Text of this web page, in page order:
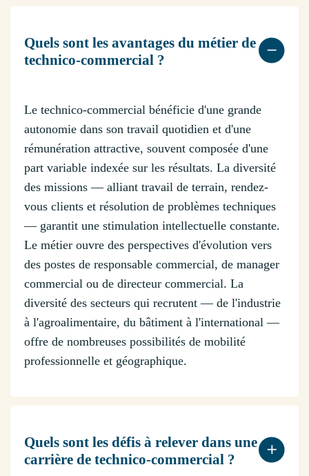
Quels sont les avantages du métier de
technico-commercial ?
Le technico-commercial bénéficie d'une grande
autonomie dans son travail quotidien et d'une
rémunération attractive, souvent composée d'une
part variable indexée sur les résultats. La diversité
des missions — alliant travail de terrain, rendez-
vous clients et résolution de problèmes techniques
— garantit une stimulation intellectuelle constante.
Le métier ouvre des perspectives d'évolution vers
des postes de responsable commercial, de manager
commercial ou de directeur commercial. La
diversité des secteurs qui recrutent — de l'industrie
à l'agroalimentaire, du bâtiment à l'international —
offre de nombreuses possibilités de mobilité
professionnelle et géographique.
Quels sont les défis à relever dans une
carrière de technico-commercial ?